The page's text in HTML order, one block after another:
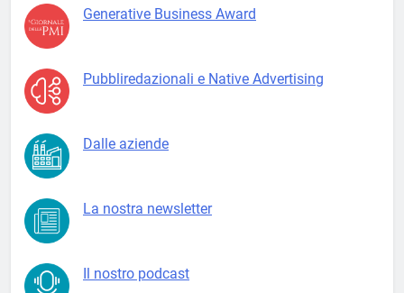
Generative Business Award
Pubbliredazionali e Native Advertising
Dalle aziende
La nostra newsletter
Il nostro podcast